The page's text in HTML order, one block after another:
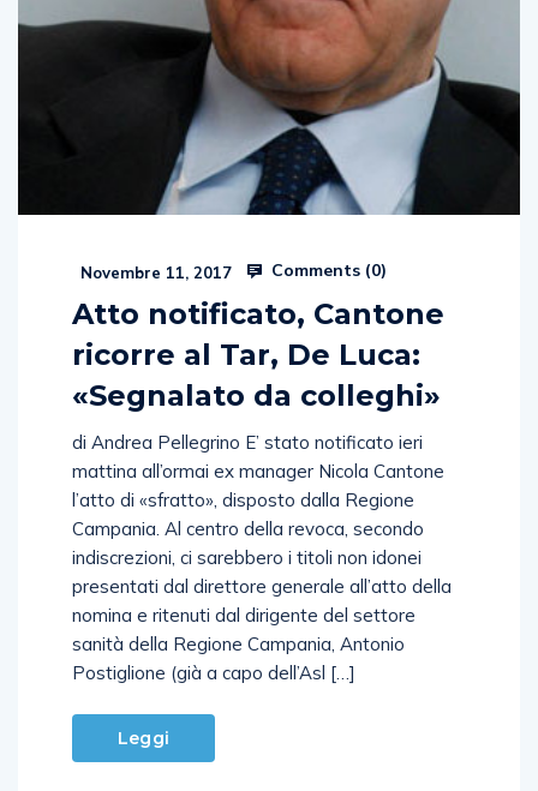
Novembre 11, 2017 Comments (0)
Atto notificato, Cantone
ricorre al Tar, De Luca:
«Segnalato da colleghi»
di Andrea Pellegrino E’ stato notificato ieri
mattina all’ormai ex manager Nicola Cantone
l’atto di «sfratto», disposto dalla Regione
Campania. Al centro della revoca, secondo
indiscrezioni, ci sarebbero i titoli non idonei
presentati dal direttore generale all’atto della
nomina e ritenuti dal dirigente del settore
sanità della Regione Campania, Antonio
Postiglione (già a capo dell’Asl […]
Leggi